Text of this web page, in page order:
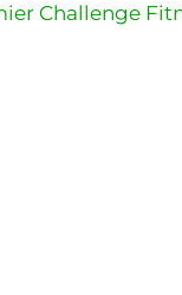
Challenge